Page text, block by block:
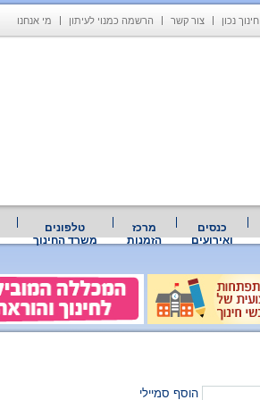
חינוך נכון צור קשר הרשמה כמנוי לעיתון מי אנחנו
כנסים
ואירועים
מרכז
הזמנות
טלפונים
משרד החינוך
הוסף סמיילי